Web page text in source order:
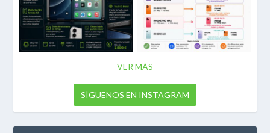
VER MÁS
SÍGUENOS EN INSTAGRAM